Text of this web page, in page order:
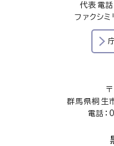
代表電
ファクシ
群馬県桐生
電話